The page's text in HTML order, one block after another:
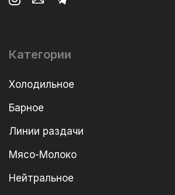
Категории
Холодильное
Барное
Линии раздачи
Мясо-Молоко
Нейтральное